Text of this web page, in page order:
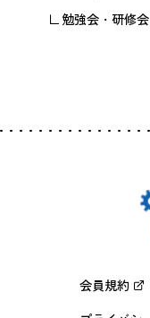
勉強会・研修会
会員規約